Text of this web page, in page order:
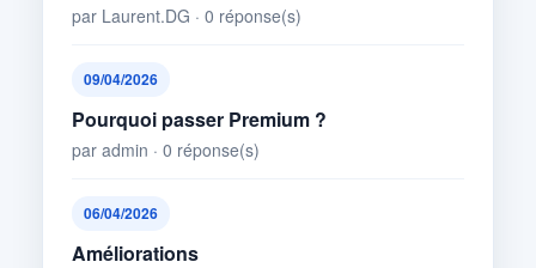
par Laurent.DG · 0 réponse(s)
09/04/2026
Pourquoi passer Premium ?
par admin · 0 réponse(s)
06/04/2026
Améliorations